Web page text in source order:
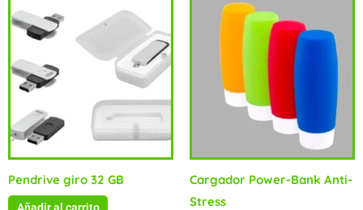
Pendrive giro 32 GB
Cargador Power-Bank Anti-
Stress